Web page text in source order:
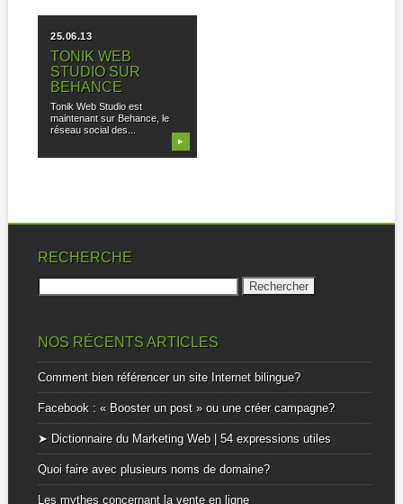
25.06.13
TONIK WEB
STUDIO SUR
BEHANCE
Tonik Web Studio est
maintenant sur Behance, le
réseau social des...
▶
RECHERCHE
NOS RÉCENTS ARTICLES
Comment bien référencer un site Internet bilingue?
Facebook : « Booster un post » ou une créer campagne?
➤ Dictionnaire du Marketing Web | 54 expressions utiles
Quoi faire avec plusieurs noms de domaine?
Les mythes concernant la vente en ligne